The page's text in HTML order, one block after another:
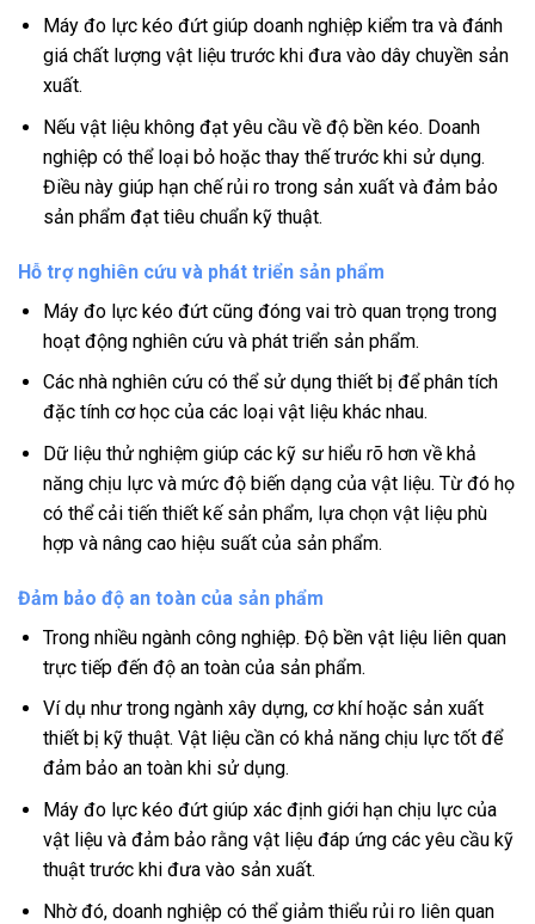
Máy đo lực kéo đứt giúp doanh nghiệp kiểm tra và đánh
giá chất lượng vật liệu trước khi đưa vào dây chuyền sản
xuất.
Nếu vật liệu không đạt yêu cầu về độ bền kéo. Doanh
nghiệp có thể loại bỏ hoặc thay thế trước khi sử dụng.
Điều này giúp hạn chế rủi ro trong sản xuất và đảm bảo
sản phẩm đạt tiêu chuẩn kỹ thuật.
Hỗ trợ nghiên cứu và phát triển sản phẩm
Máy đo lực kéo đứt cũng đóng vai trò quan trọng trong
hoạt động nghiên cứu và phát triển sản phẩm.
Các nhà nghiên cứu có thể sử dụng thiết bị để phân tích
đặc tính cơ học của các loại vật liệu khác nhau.
Dữ liệu thử nghiệm giúp các kỹ sư hiểu rõ hơn về khả
năng chịu lực và mức độ biến dạng của vật liệu. Từ đó họ
có thể cải tiến thiết kế sản phẩm, lựa chọn vật liệu phù
hợp và nâng cao hiệu suất của sản phẩm.
Đảm bảo độ an toàn của sản phẩm
Trong nhiều ngành công nghiệp. Độ bền vật liệu liên quan
trực tiếp đến độ an toàn của sản phẩm.
Ví dụ như trong ngành xây dựng, cơ khí hoặc sản xuất
thiết bị kỹ thuật. Vật liệu cần có khả năng chịu lực tốt để
đảm bảo an toàn khi sử dụng.
Máy đo lực kéo đứt giúp xác định giới hạn chịu lực của
vật liệu và đảm bảo rằng vật liệu đáp ứng các yêu cầu kỹ
thuật trước khi đưa vào sản xuất.
Nhờ đó, doanh nghiệp có thể giảm thiểu rủi ro liên quan